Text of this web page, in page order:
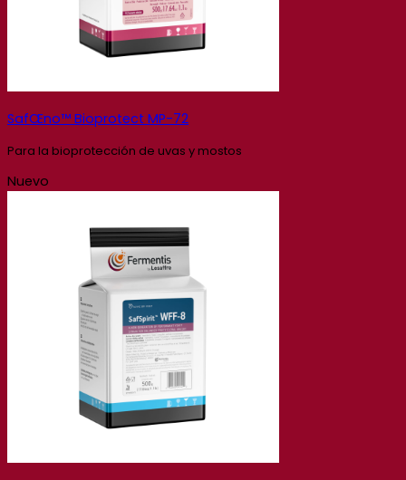
SafŒno™ Bioprotect MP-72
Para la bioprotección de uvas y mostos
Nuevo